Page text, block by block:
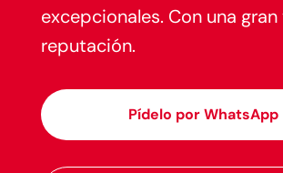
excepcionales. Con una
reputación.
Pídelo por WhatsApp